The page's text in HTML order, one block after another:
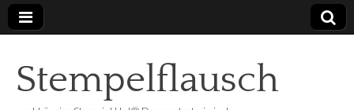
Stempelflausch